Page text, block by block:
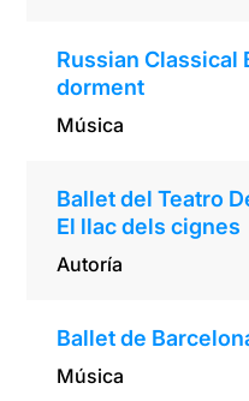
Russian Classical
dorment
Música
Ballet del Teatro
El llac dels cignes
Autoría
Ballet de
Música